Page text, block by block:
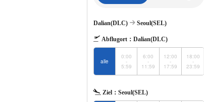
Dalian(DLC) Seoul(SEL)
Abflugort： Dalian(DLC)
alle
0:00
-
5:59
6:00
-
11:59
12:00
-
17:59
18:00
-
23:59
Ziel： Seoul(SEL)